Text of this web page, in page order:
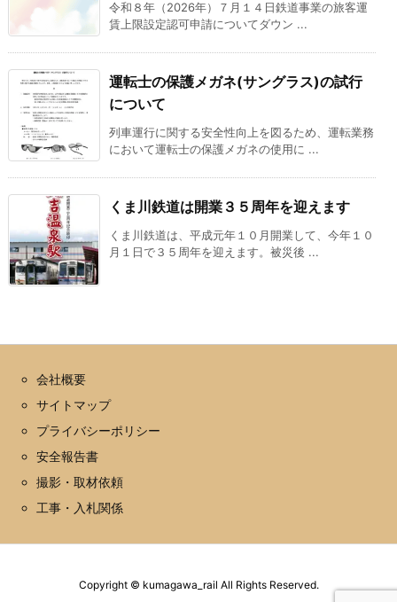
令和８年（2026年）７月１４日鉄道事業の旅客運
賃上限設定認可申請についてダウン ...
運転士の保護メガネ(サングラス)の試行
について
列車運行に関する安全性向上を図るため、運転業務
において運転士の保護メガネの使用に ...
くま川鉄道は開業３５周年を迎えます
くま川鉄道は、平成元年１０月開業して、今年１０
月１日で３５周年を迎えます。被災後 ...
会社概要
サイトマップ
プライバシーポリシー
安全報告書
撮影・取材依頼
工事・入札関係
Copyright © kumagawa_rail All Rights Reserved.